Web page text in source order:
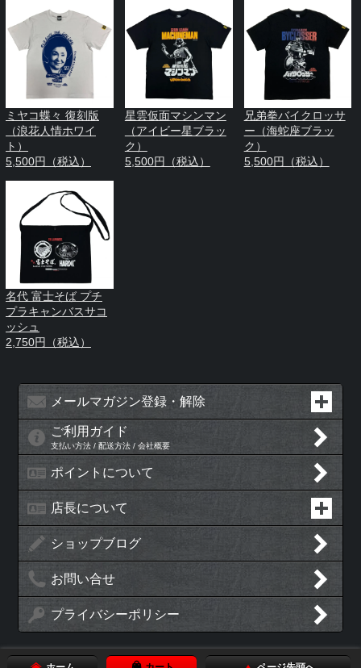
ミヤコ蝶々 復刻版
（浪花人情ホワイ
ト）
5,500円（税込）
星雲仮面マシンマン
（アイビー星ブラッ
ク）
5,500円（税込）
兄弟拳バイクロッサ
ー（海蛇座ブラッ
ク）
5,500円（税込）
名代 富士そば プチ
プラキャンバスサコ
ッシュ
2,750円（税込）
メールマガジン登録・解除
ご利用ガイド
支払い方法 / 配送方法 / 会社概要
ポイントについて
店長について
ショップブログ
お問い合せ
プライバシーポリシー